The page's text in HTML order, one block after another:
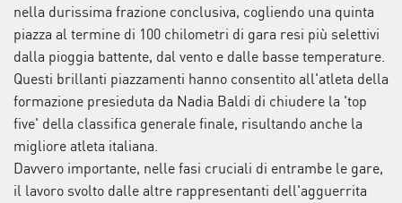
nella durissima frazione conclusiva, cogliendo una quinta
piazza al termine di 100 chilometri di gara resi più selettivi
dalla pioggia battente, dal vento e dalle basse temperature.
Questi brillanti piazzamenti hanno consentito all'atleta della
formazione presieduta da Nadia Baldi di chiudere la 'top
five' della classifica generale finale, risultando anche la
migliore atleta italiana.
Davvero importante, nelle fasi cruciali di entrambe le gare,
il lavoro svolto dalle altre rappresentanti dell'agguerrita